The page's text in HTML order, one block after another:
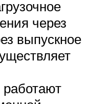
через
выпускное
работают